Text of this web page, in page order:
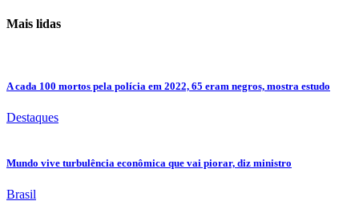
Mais lidas
A cada 100 mortos pela polícia em 2022, 65 eram negros, mostra estudo
Destaques
Mundo vive turbulência econômica que vai piorar, diz ministro
Brasil